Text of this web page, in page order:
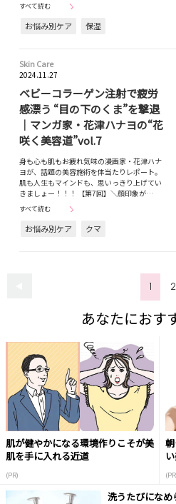
すべて読む
お悩み別ケア 保湿
Skin Care
2024.11.27
ベビーコラーゲン注射で疲労
感漂う “目の下のくま”を撃退
｜マンガ家・花津ハナヨの“花
咲く美容道”vol.7
身も心も肌もお疲れ気味の漫画家・花津ハナ
ヨが、話題の美容施術を体当たりレポート。
肌も人生もマインドも、思いっきり上げてい
きましょー！！！ 【第7回】＼顔印象が…
すべて読む
お悩み別ケア クマ
1 2
あなたにおす
肌が健やかになる環境作りこそが美
肌を手に入れる近道
(PR)
洗うたびになめ